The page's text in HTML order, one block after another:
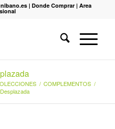
|Donde Comprar |Area
/ COMPLEMENTOS /